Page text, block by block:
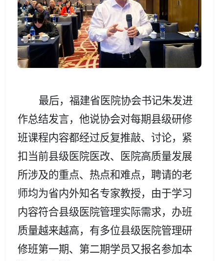
最后， 福建省医院协会书记朱发进
作总结发言，他说协会对每期县级研修
班课程内容都经过反复推敲、讨论， 紧
扣当前县级医院医改、
医院高质量发展
所涉及的重点、热点和难点， 聘请的老
师均为省内外知名专家教授， 由于学习
内容符合县级医院管理实际需求，办班
质量越来越高，有多位县级医院管理研
修班第一期、第二期学员又报名参加本